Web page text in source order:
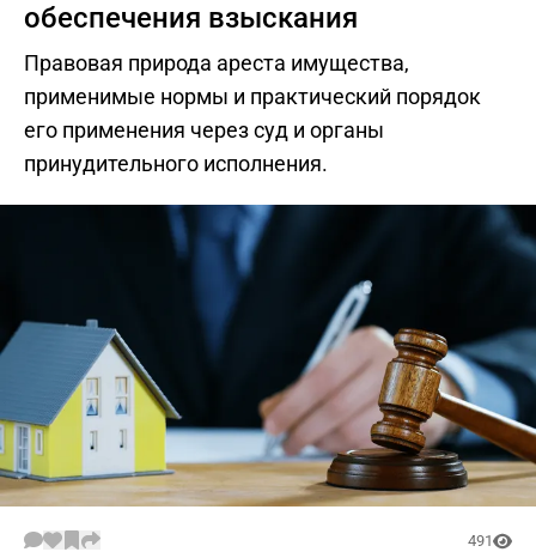
обеспечения взыскания
Правовая природа ареста имущества,
применимые нормы и практический порядок
его применения через суд и органы
принудительного исполнения.
491